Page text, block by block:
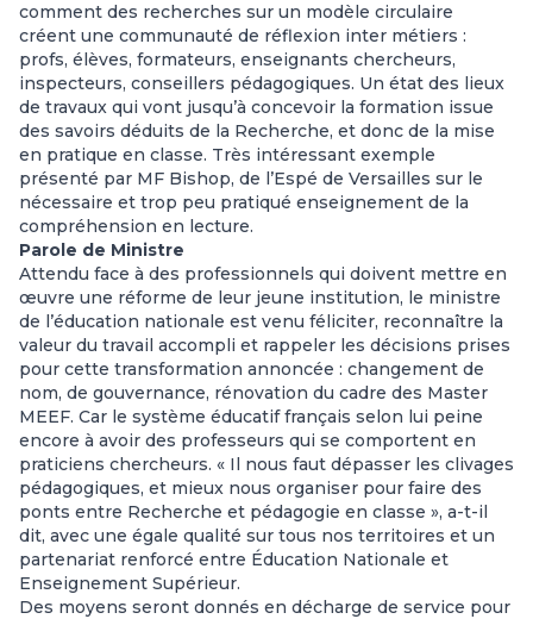
comment des recherches sur un modèle circulaire
créent une communauté de réflexion inter métiers :
profs, élèves, formateurs, enseignants chercheurs,
inspecteurs, conseillers pédagogiques. Un état des lieux
de travaux qui vont jusqu’à concevoir la formation issue
des savoirs déduits de la Recherche, et donc de la mise
en pratique en classe. Très intéressant exemple
présenté par MF Bishop, de l’Espé de Versailles sur le
nécessaire et trop peu pratiqué enseignement de la
compréhension en lecture.
Parole de Ministre
Attendu face à des professionnels qui doivent mettre en
œuvre une réforme de leur jeune institution, le ministre
de l’éducation nationale est venu féliciter, reconnaître la
valeur du travail accompli et rappeler les décisions prises
pour cette transformation annoncée : changement de
nom, de gouvernance, rénovation du cadre des Master
MEEF. Car le système éducatif français selon lui peine
encore à avoir des professeurs qui se comportent en
praticiens chercheurs. « Il nous faut dépasser les clivages
pédagogiques, et mieux nous organiser pour faire des
ponts entre Recherche et pédagogie en classe », a-t-il
dit, avec une égale qualité sur tous nos territoires et un
partenariat renforcé entre Éducation Nationale et
Enseignement Supérieur.
Des moyens seront donnés en décharge de service pour